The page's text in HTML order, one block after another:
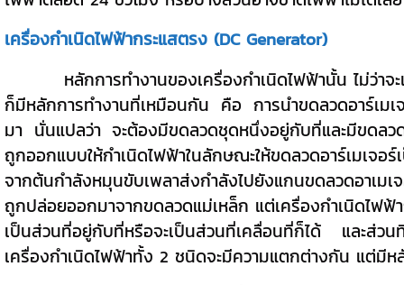
เครื่องกำเนิดไฟฟ้ากระแสตรง (DC Generator)
หลักการทำงานของเครื่องกำเนิดไฟฟ้านั้น ไม่ว่าจะเ
ก็มีหลักการทำงานที่เหมือนกัน คือ การนำขดลวดอาร์เม
มา นั่นแปลว่า จะต้องมีขดลวดชุดหนึ่งอยู่กับที่และมีขดล
ถูกออกแบบให้กำเนิดไฟฟ้าในลักษณะให้ขดลวดอาร์เม
จากต้นกำลังหมุนขับเพลาส่งกำลังไปยังแกนขดลวดอาเม
ถูกปล่อยออกมาจากขดลวดแม่เหล็ก แต่เครื่องกำเนิดไฟ
เป็นส่วนที่อยู่กับที่หรือจะเป็นส่วนที่เคลื่อนที่ก็ได้ และส่ว
เครื่องกำเนิดไฟฟ้าทั้ง 2 ชนิดจะมีความแตกต่างกัน แต่มีห